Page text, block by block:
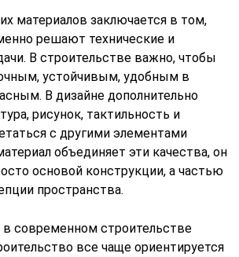
материалов заключается в том,
решают технические и
В строительстве важно, чтобы
устойчивым, удобным в
В дизайне дополнительно
рисунок, тактильность и
с другими элементами
объединяет эти качества, он
основой конструкции, а частью
пространства.
в современном строительстве
все чаще ориентируется